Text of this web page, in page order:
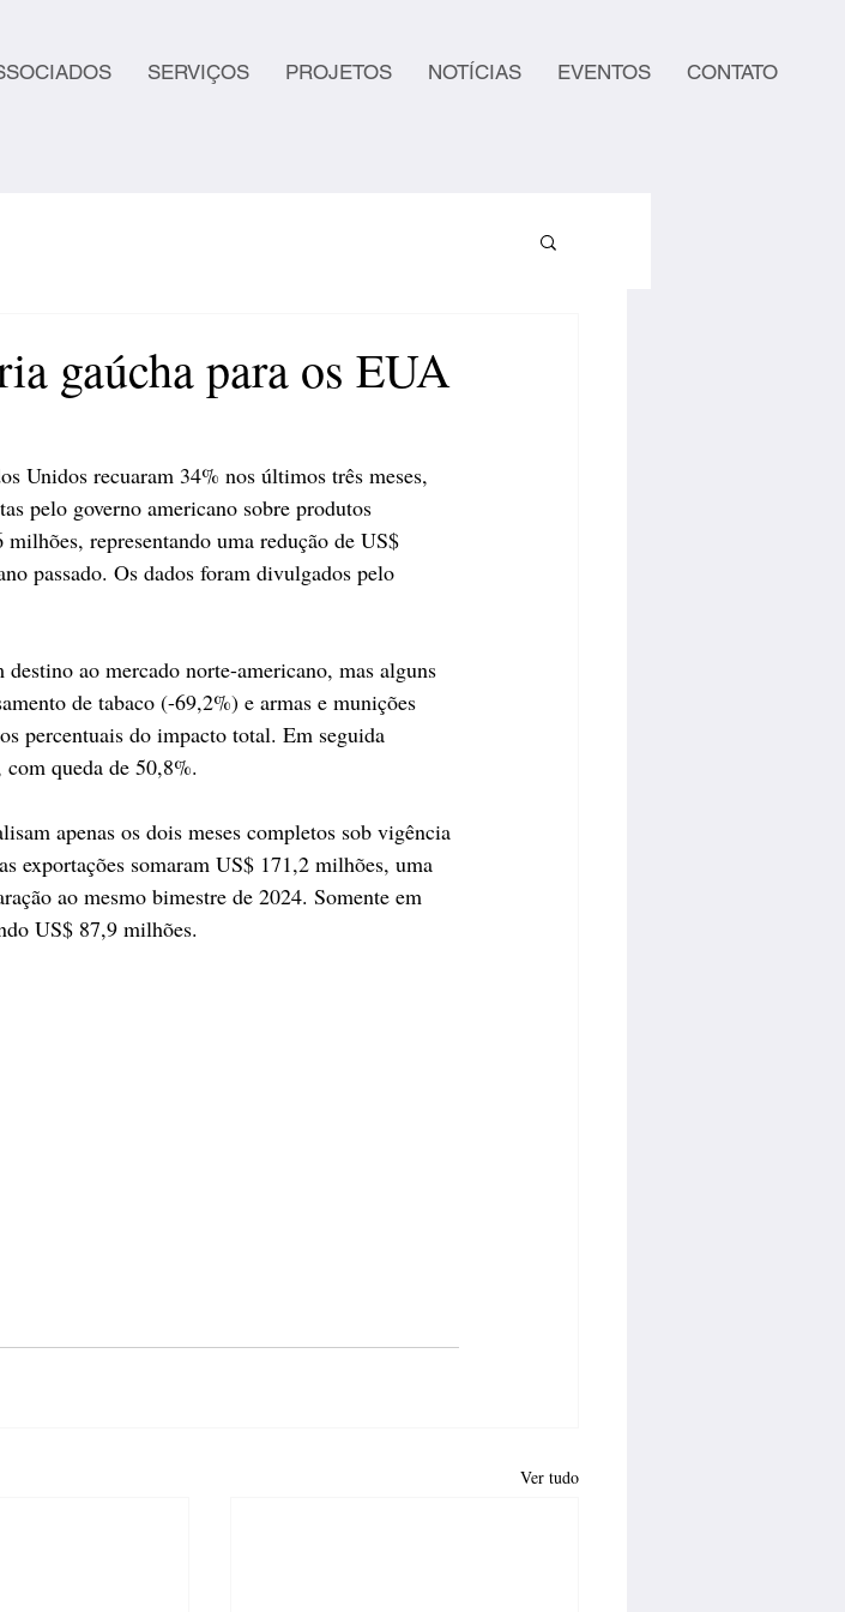
SERVIÇOS PROJETOS NOTÍCIAS EVENTOS CONTATO
gaúcha para os EUA
Unidos recuaram 34% nos últimos três meses,
pelo governo americano sobre produtos
representando uma redução de US$
passado. Os dados foram divulgados pelo
ao mercado norte-americano, mas alguns
de tabaco (-69,2%) e armas e munições
percentuais do impacto total. Em seguida
com queda de 50,8%.
apenas os dois meses completos sob vigência
exportações somaram US$ 171,2 milhões, uma
ao mesmo bimestre de 2024. Somente em
US$ 87,9 milhões.
Ver tudo